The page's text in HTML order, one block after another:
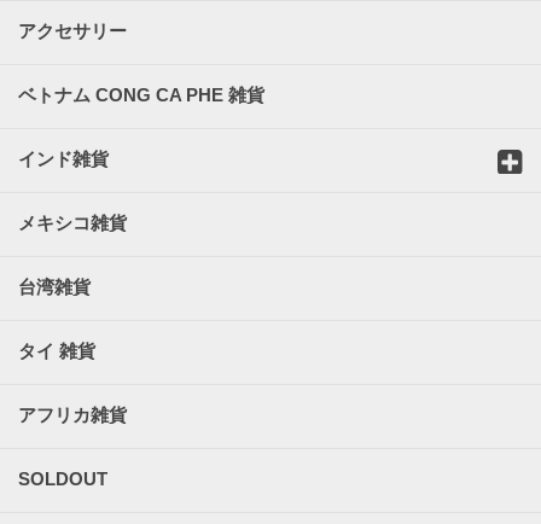
アクセサリー
ベトナム CONG CA PHE 雑貨
インド雑貨
メキシコ雑貨
台湾雑貨
タイ 雑貨
アフリカ雑貨
SOLDOUT